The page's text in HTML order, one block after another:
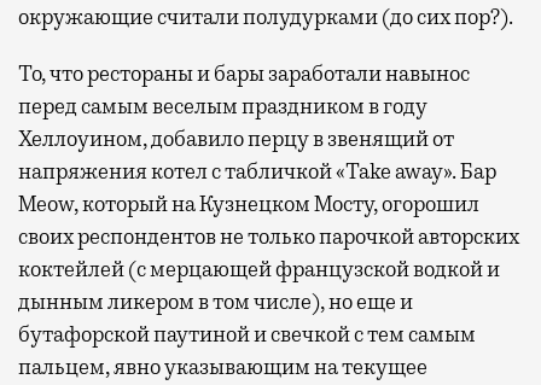
окружающие считали полудурками (до сих пор?).
То, что рестораны и бары заработали навынос
перед самым веселым праздником в году
Хеллоуином, добавило перцу в звенящий от
напряжения котел с табличкой «Take away». Бар
Meow, который на Кузнецком Мосту, огорошил
своих респондентов не только парочкой авторских
коктейлей (с мерцающей французской водкой и
дынным ликером в том числе), но еще и
бутафорской паутиной и свечкой с тем самым
пальцем, явно указывающим на текущее